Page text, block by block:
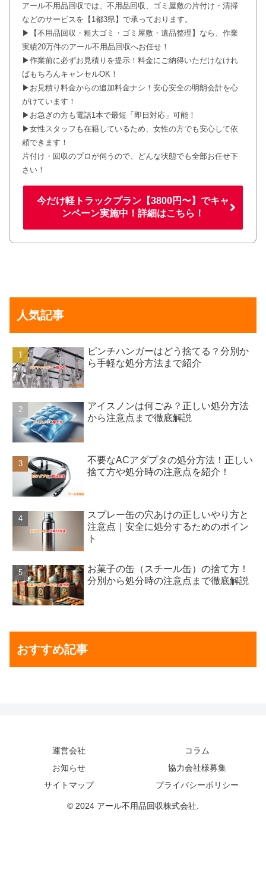
アール不用品回収では、不用品回収、ゴミ屋敷の片付け・清掃
などのサービスを【1都3県】で承っております。
▶【不用品回収・粗大ゴミ・ゴミ屋敷・遺品整理】なら、作業
実績20万件のアール不用品回収へお任せ！
▶作業前に必ずお見積りを提示！料金にご納得いただけなけれ
ばもちろんキャンセルOK！
▶お見積り料金からの追加料金ナシ！安心安全の明朗会計を心
がけています！
▶お急ぎの方も電話1本で最短「即日対応」可能！
▶女性スタッフも在籍しているため、女性の方でも安心して依
頼できます！
片付け・回収のプロが伺うので、どんな状態でも全部お任せ下
さい！
今だけ軽トラックプラン【3800円〜】でキャ
ンペーン実施中！詳細はこちら！
人気記事
ピンチハンガーはどう捨てる？分別か
ら手軽な処分方法まで紹介
アイスノンは何ごみ？正しい処分方法
から注意点まで徹底解説
不要なACアダプタの処分方法！正しい
捨て方や処分時の注意点を紹介！
スプレー缶の穴あけの正しいやり方と
注意点｜安全に処分するためのポイン
ト
お菓子の缶（スチール缶）の捨て方！
分別から処分時の注意点まで徹底解説
おすすめ記事
運営会社
コラム
お知らせ
協力会社様募集
サイトマップ
プライバシーポリシー
© 2024 アール不用品回収株式会社.